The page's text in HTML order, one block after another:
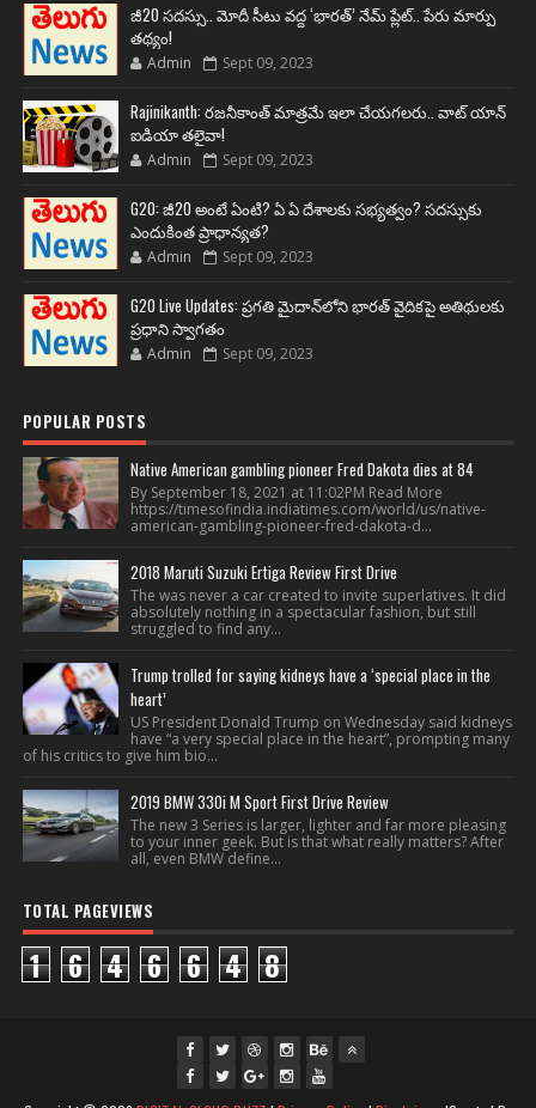
జీ20 సదస్సు.. మోదీ సీటు వద్ద ‘భారత్’ నేమ్ ప్లేట్‌.. పేరు మార్పు
తథ్యం!
Admin Sept 09, 2023
Rajinikanth: రజనీకాంత్ మాత్రమే ఇలా చేయగలరు.. వాట్ యాన్
ఐడియా తలైవా!
Admin Sept 09, 2023
G20: జీ20 అంటే ఏంటి? ఏ ఏ దేశాలకు సభ్యత్వం? సదస్సుకు
ఎందుకింత ప్రాధాన్యత?
Admin Sept 09, 2023
G20 Live Updates: ప్రగతి మైదాన్‌లోని భారత్ వైదికపై అతిథులకు
ప్రధాని స్వాగతం
Admin Sept 09, 2023
POPULAR POSTS
Native American gambling pioneer Fred Dakota dies at 84
By September 18, 2021 at 11:02PM Read More
https://timesofindia.indiatimes.com/world/us/native-
american-gambling-pioneer-fred-dakota-d...
2018 Maruti Suzuki Ertiga Review First Drive
The was never a car created to invite superlatives. It did
absolutely nothing in a spectacular fashion, but still
struggled to find any...
Trump trolled for saying kidneys have a ‘special place in the
heart’
US President Donald Trump on Wednesday said kidneys
have “a very special place in the heart”, prompting many
of his critics to give him bio...
2019 BMW 330i M Sport First Drive Review
The new 3 Series is larger, lighter and far more pleasing
to your inner geek. But is that what really matters? After
all, even BMW define...
TOTAL PAGEVIEWS
1 6 4 6 6 4 8
fac twi gpl ins you